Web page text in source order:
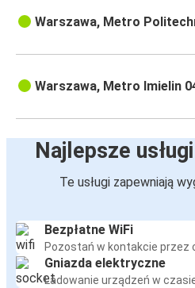
Warszawa, Metro
Warszawa, Metro Imielin
Najlepsze
Te usługi zapewniają
Bezpłatne WiFi
Pozostań w kontakcie przez
Gniazda elektryczne
Ładowanie urządzeń w